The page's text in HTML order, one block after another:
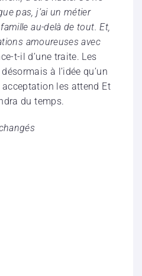
pas, j’ai un métier
au-delà de tout. Et,
amoureuses avec
t-il d’une traite. Les
à l’idée qu’un
les attend Et
du temps.